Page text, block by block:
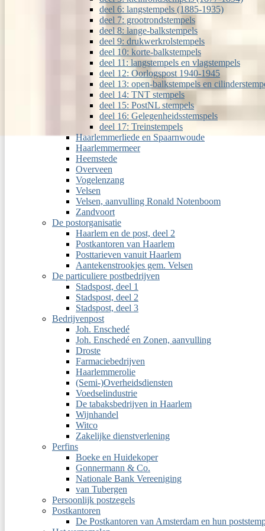
deel 6: langstempels (1885-1935)
deel 7: grootrondstempels
deel 8: lange-balkstempels
deel 9: drukwerkrolstempels
deel 10: korte-balkstempels
deel 11: langstempels en vlagstempels
deel 12: Oorlogspost 1940-1945
deel 13: open-balkstempels en
deel 14: TNT stempels
deel 15: PostNL stempels
deel 16: Gelegenheidsstemspels
deel 17: Treinstempels
Haarlemmerliede en Spaarnwoude
Haarlemmermeer
Heemstede
Overveen
Vogelenzang
Velsen
Velsen, aanvulling Ronald Notenboom
Zandvoort
De postorganisatie
Haarlem en de post, deel 2
Postkantoren van Haarlem
Posttarieven vanuit Haarlem
Aantekenstrookjes gem. Velsen
De particuliere postbedrijven
Stadspost, deel 1
Stadspost, deel 2
Stadspost, deel 3
Bedrijvenpost
Joh. Enschedé
Joh. Enschedé en Zonen, aanvulling
Droste
Farmaciebedrijven
Haarlemmerolie
(Semi-)Overheidsdiensten
Voedselindustrie
De tabaksbedrijven in Haarlem
Wijnhandel
Witco
Zakelijke dienstverlening
Perfins
Boeke en Huidekoper
Gonnermann & Co.
Nationale Bank Vereeniging
van Tubergen
Persoonlijk postzegels
Postkantoren
De Postkantoren van Amsterdam en hun